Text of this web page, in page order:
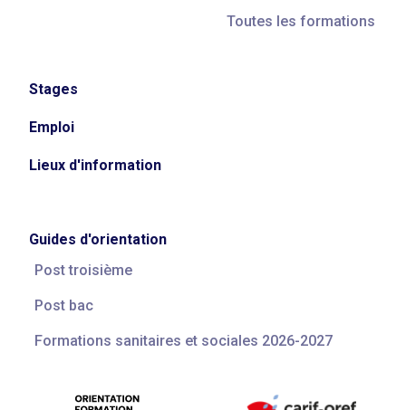
Toutes les formations
Stages
Emploi
Lieux d'information
Guides d'orientation
Post troisième
Post bac
Formations sanitaires et sociales 2026-2027